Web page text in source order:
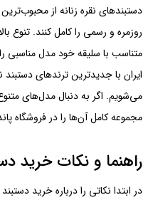
دستبندهای نقره زنانه از
روزمره و رسمی را کامل کنند. تنوع
متناسب با سلیقه خود مدل مناسبی
ایران با جدیدترین ترندهای
می‌شویم. اگر به دنبال مدل‌های
مجموعه کامل آن‌ها را در فروشگاه
راهنما و نکات خرید
در ابتدا نکاتی را درباره خرید